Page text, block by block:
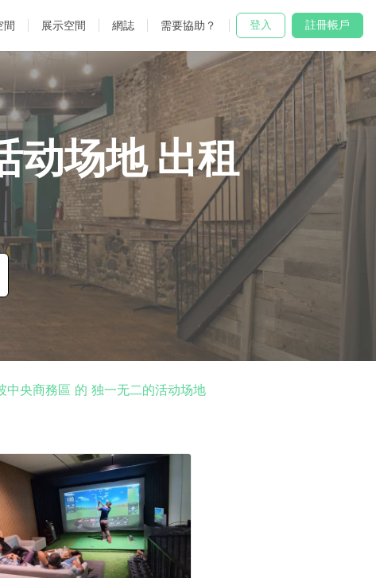
間 展示空間 網誌 需要協助？ 登入 註冊帳戶
动场地 出租
中央商務區 的 独一无二的活动场地